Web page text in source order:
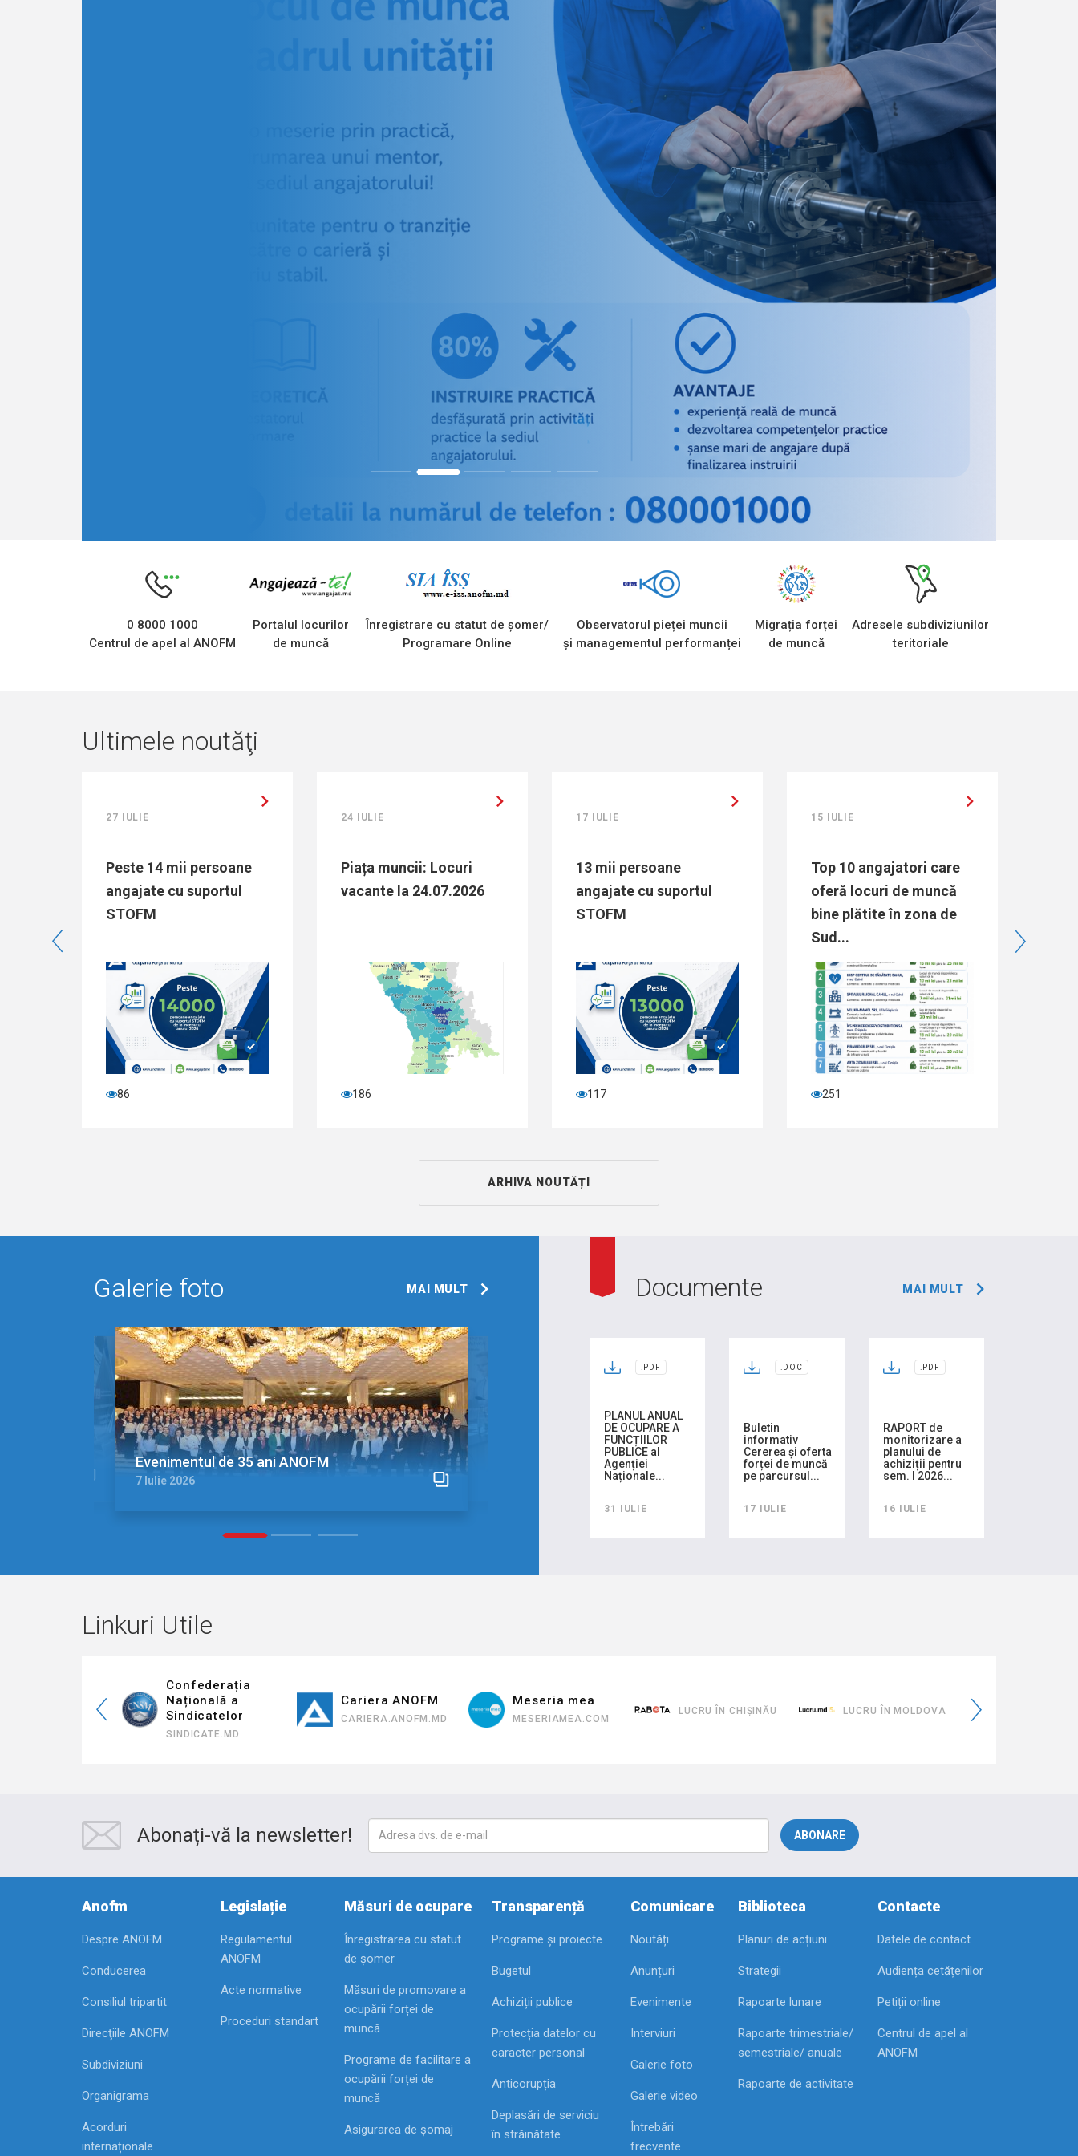
1 2 3 4 5
0 8000 1000
Centrul de apel al ANOFM
Portalul locurilor
de muncă
Înregistrare cu statut de șomer/
Programare Online
Observatorul pieței muncii
și managementul performanței
Migrația forței
de muncă
Adresele subdiviziunilor
teritoriale
Ultimele noutăţi
Piața muncii: Locuri
vacante la 24.07.2026
13 mii persoane
angajate cu suportul
Top 10 angajatori care
oferă locuri de muncă
Directoarea ANOFM,
Raisa Dogaru:
„Majorarea bugetului
pentru ocuparea forței
de muncă...
ARHIVA NOUTĂȚI
Galerie foto MAI MULT
Evenimentul de 35 ani ANOFM
7 Iulie 2026
1 2 3
Documente MAI MULT
.PDF
PLANUL ANUAL
DE OCUPARE A
FUNCȚIILOR
PUBLICE al
Agenției
Naționale...
31 IULIE
.DOC
Buletin
informativ
Cererea și oferta
forței de muncă
pe parcursul...
17 IULIE
.PDF
RAPORT de
monitorizare a
planului de
achiziții pentru
sem. I 2026...
16 IULIE
Linkuri Utile
Sindicatelor
Cariera ANOFM
CARIERA.ANOFM.MD
Meseria mea
MESERIAMEA.COM
LUCRU ÎN MOLDOVA
EMOLDOVATA.GOV.MD
Abonați-vă la newsletter!
Anofm
Despre ANOFM
Conducerea
Consiliul tripartit
Direcţiile ANOFM
Subdiviziuni
Organigrama
Acorduri
internaționale
Legislație
Regulamentul
ANOFM
Acte normative
Proceduri standart
Măsuri de ocupare
Înregistrarea cu statut
de șomer
Măsuri de promovare a
ocupării forței de
muncă
Programe de facilitare a
ocupării forței de
muncă
Asigurarea de șomaj
Transparență
Programe și proiecte
Bugetul
Achiziții publice
Protecția datelor cu
caracter personal
Anticorupția
Deplasări de serviciu
în străinătate
Comunicare
Noutăți
Anunțuri
Evenimente
Interviuri
Galerie foto
Galerie video
Întrebări
frecvente
Biblioteca
Planuri de acțiuni
Strategii
Rapoarte lunare
Rapoarte trimestriale/
semestriale/ anuale
Rapoarte de activitate
Contacte
Datele de contact
Audiența cetățenilor
Petiții online
Centrul de apel al
ANOFM